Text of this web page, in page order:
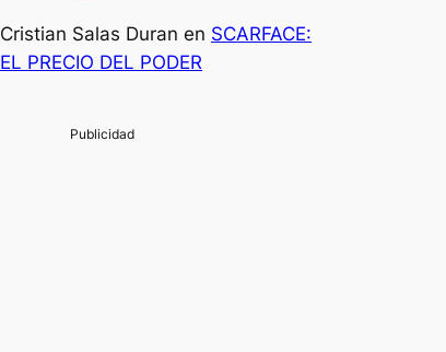
Cristian Salas Duran en SCARFACE:
EL PRECIO DEL PODER